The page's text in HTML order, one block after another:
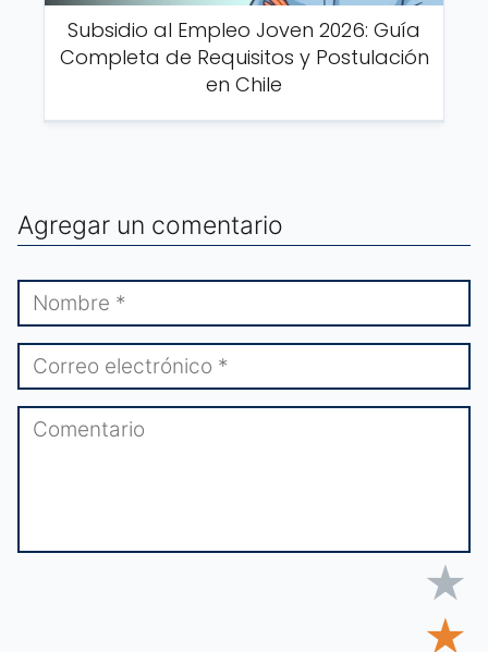
Subsidio al Empleo Joven 2026: Guía
Completa de Requisitos y Postulación
en Chile
Agregar un comentario
★
★